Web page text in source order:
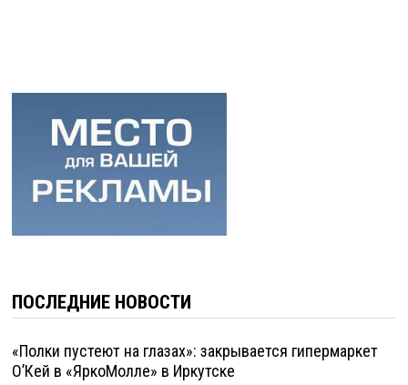
ПОСЛЕДНИЕ НОВОСТИ
«Полки пустеют на глазах»: закрывается гипермаркет
О’Кей в «ЯркоМолле» в Иркутске